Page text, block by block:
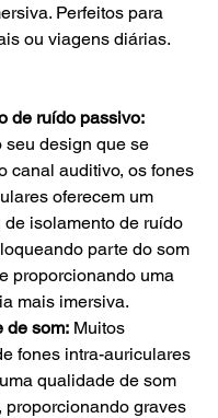
Perfeitos para
ou viagens diárias.
de ruído passivo:
seu design que se
canal auditivo, os fones
oferecem um
de isolamento de ruído
parte do som
proporcionando uma
mais imersiva.
de som: Muitos
fones intra-auriculares
qualidade de som
proporcionando graves